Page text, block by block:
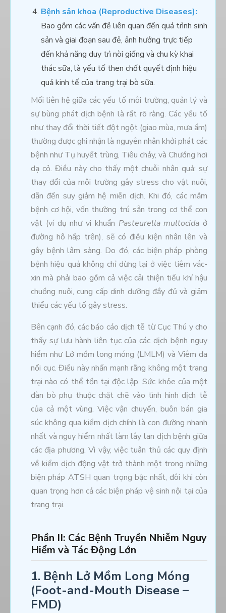
Bệnh sản khoa (Reproductive Diseases):
Bao gồm các vấn đề liên quan đến quá trình sinh
sản và giai đoạn sau đẻ, ảnh hưởng trực tiếp
đến khả năng duy trì nòi giống và chu kỳ khai
thác sữa, là yếu tố then chốt quyết định hiệu
quả kinh tế của trang trại bò sữa.
Mối liên hệ giữa các yếu tố môi trường, quản lý và
sự bùng phát dịch bệnh là rất rõ ràng. Các yếu tố
như thay đổi thời tiết đột ngột (giao mùa, mưa ẩm)
thường được ghi nhận là nguyên nhân khởi phát các
bệnh như Tụ huyết trùng, Tiêu chảy, và Chướng hơi
dạ cỏ. Điều này cho thấy một chuỗi nhân quả: sự
thay đổi của môi trường gây stress cho vật nuôi,
dẫn đến suy giảm hệ miễn dịch. Khi đó, các mầm
bệnh cơ hội, vốn thường trú sẵn trong cơ thể con
vật (ví dụ như vi khuẩn Pasteurella multocida ở
đường hô hấp trên), sẽ có điều kiện nhân lên và
gây bệnh lâm sàng. Do đó, các biện pháp phòng
bệnh hiệu quả không chỉ dừng lại ở việc tiêm vắc-
xin mà phải bao gồm cả việc cải thiện tiểu khí hậu
chuồng nuôi, cung cấp dinh dưỡng đầy đủ và giảm
thiểu các yếu tố gây stress.
Bên cạnh đó, các báo cáo dịch tễ từ Cục Thú y cho
thấy sự lưu hành liên tục của các dịch bệnh nguy
hiểm như Lở mồm long móng (LMLM) và Viêm da
nổi cục. Điều này nhấn mạnh rằng không một trang
trại nào có thể tồn tại độc lập. Sức khỏe của một
đàn bò phụ thuộc chặt chẽ vào tình hình dịch tễ
của cả một vùng. Việc vận chuyển, buôn bán gia
súc không qua kiểm dịch chính là con đường nhanh
nhất và nguy hiểm nhất làm lây lan dịch bệnh giữa
các địa phương. Vì vậy, việc tuân thủ các quy định
về kiểm dịch động vật trở thành một trong những
biện pháp ATSH quan trọng bậc nhất, đôi khi còn
quan trọng hơn cả các biện pháp vệ sinh nội tại của
trang trại.
Phần II: Các Bệnh Truyền Nhiễm Nguy
Hiểm và Tác Động Lớn
1. Bệnh Lở Mồm Long Móng
(Foot-and-Mouth Disease –
FMD)